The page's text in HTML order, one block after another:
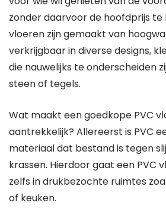
zonder daarvoor de hoofdprijs te
vloeren zijn gemaakt van
verkrijgbaar in diverse designs,
die nauwelijks te onderscheiden
steen of tegels.
Wat maakt een goedkope PVC
aantrekkelijk? Allereerst is PVC
materiaal dat bestand is tegen
krassen. Hierdoor gaat een PVC
zelfs in drukbezochte ruimtes
of keuken.